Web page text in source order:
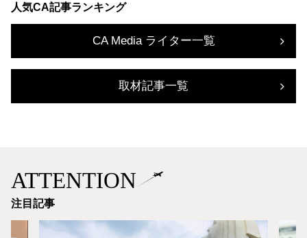
人気CA記事ランキング
CA Media ライター一覧
取材記事一覧
ATTENTION
注目記事